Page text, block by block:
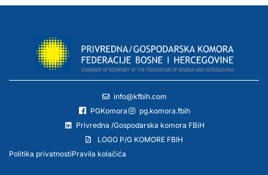
info@kfbih.com
PGKomora
pg.komora.fbih
Privredna /Gospodarska komora FBiH
LOGO P/G KOMORE FBIH
Politika privatnostiPravila kolačića